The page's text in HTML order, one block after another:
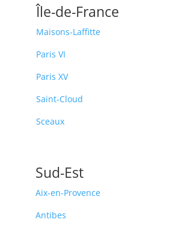
Île-de-France
Maisons-Laffitte
Paris VI
Paris XV
Saint-Cloud
Sceaux
Sud-Est
Aix-en-Provence
Antibes